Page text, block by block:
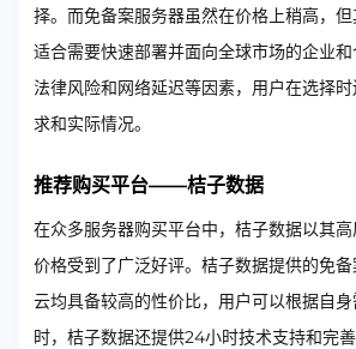
择。而免备案服务器虽然在价格上稍高，
适合需要快速部署并面向全球市场的企业
法律风险和网络延迟等因素，用户在选择
求和实际情况。
推荐购买平台——桔子数据
在众多服务器购买平台中，桔子数据以其
价格受到了广泛好评。桔子数据提供的免
云均具备较高的性价比，用户可以根据自
时，桔子数据还提供24小时技术支持和完